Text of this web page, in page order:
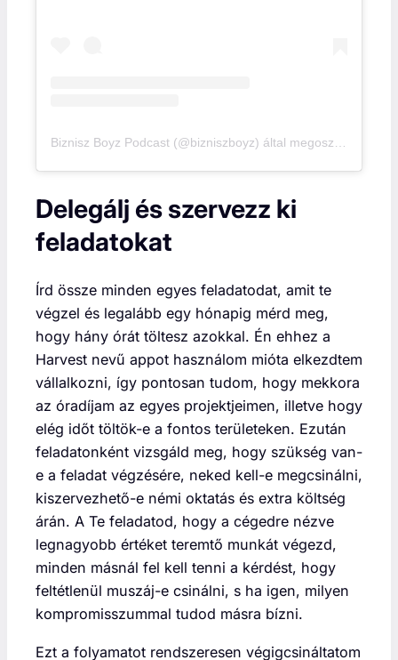
Delegálj és szervezz ki
feladatokat
Írd össze minden egyes feladatodat, amit te
végzel és legalább egy hónapig mérd meg,
hogy hány órát töltesz azokkal. Én ehhez a
Harvest nevű appot használom mióta elkezdtem
vállalkozni, így pontosan tudom, hogy mekkora
az óradíjam az egyes projektjeimen, illetve hogy
elég időt töltök-e a fontos területeken. Ezután
feladatonként vizsgáld meg, hogy szükség van-
e a feladat végzésére, neked kell-e megcsinálni,
kiszervezhető-e némi oktatás és extra költség
árán. A Te feladatod, hogy a cégedre nézve
legnagyobb értéket teremtő munkát végezd,
minden másnál fel kell tenni a kérdést, hogy
feltétlenül muszáj-e csinálni, s ha igen, milyen
kompromisszummal tudod másra bízni.
Ezt a folyamatot rendszeresen végigcsináltatom